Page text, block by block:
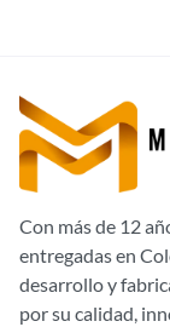
Con más de 12
entregadas en
desarrollo y
por su calidad,